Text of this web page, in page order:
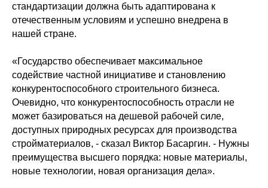
стандартизации должна быть адаптирована к
отечественным условиям и успешно внедрена в
нашей стране.
«Государство обеспечивает максимальное
содействие частной инициативе и становлению
конкурентоспособного строительного бизнеса.
Очевидно, что конкурентоспособность отрасли не
может базироваться на дешевой рабочей силе,
доступных природных ресурсах для производства
стройматериалов, - сказал Виктор Басаргин. - Нужны
преимущества высшего порядка: новые материалы,
новые технологии, новая организация дела».